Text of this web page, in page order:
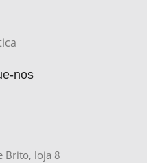
nos
Brito, loja 8